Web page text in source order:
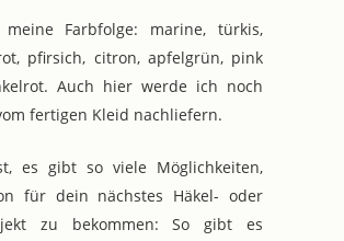
Farbfolge: marine, türkis,
pfirsich, citron, apfelgrün, pink
Auch hier werde ich noch
fertigen Kleid nachliefern.
es gibt so viele Möglichkeiten,
für dein nächstes Häkel- oder
zu bekommen: So gibt es